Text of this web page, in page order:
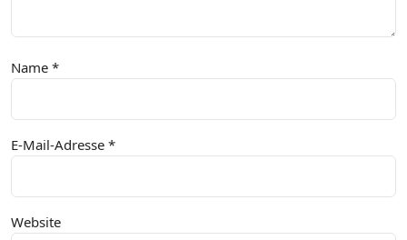
Name *
E-Mail-Adresse *
Website